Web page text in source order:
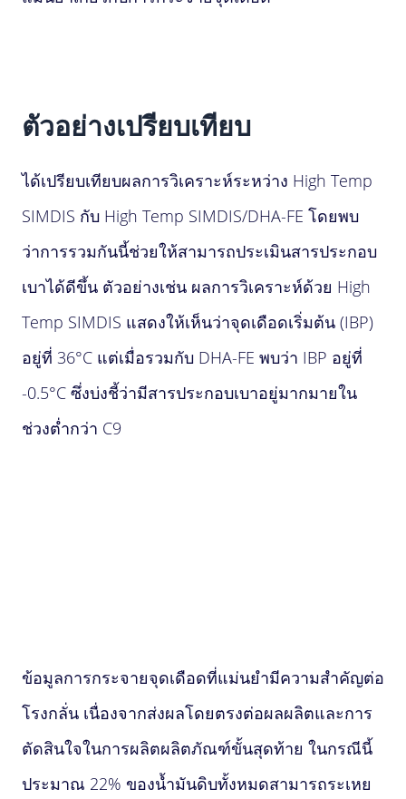
ตัวอย่างเปรียบเทียบ
ได้เปรียบเทียบผลการวิเคราะห์ระหว่าง High Temp
SIMDIS กับ High Temp SIMDIS/DHA-FE โดยพบ
ว่าการรวมกันนี้ช่วยให้สามารถประเมินสารประกอบ
เบาได้ดีขึ้น ตัวอย่างเช่น ผลการวิเคราะห์ด้วย High
Temp SIMDIS แสดงให้เห็นว่าจุดเดือดเริ่มต้น (IBP)
อยู่ที่ 36°C แต่เมื่อรวมกับ DHA-FE พบว่า IBP อยู่ที่
-0.5°C ซึ่งบ่งชี้ว่ามีสารประกอบเบาอยู่มากมายใน
ช่วงต่ำกว่า C9
ข้อมูลการกระจายจุดเดือดที่แม่นยำมีความสำคัญต่อ
โรงกลั่น เนื่องจากส่งผลโดยตรงต่อผลผลิตและการ
ตัดสินใจในการผลิตผลิตภัณฑ์ขั้นสุดท้าย ในกรณีนี้
ประมาณ 22% ของน้ำมันดิบทั้งหมดสามารถระเหย